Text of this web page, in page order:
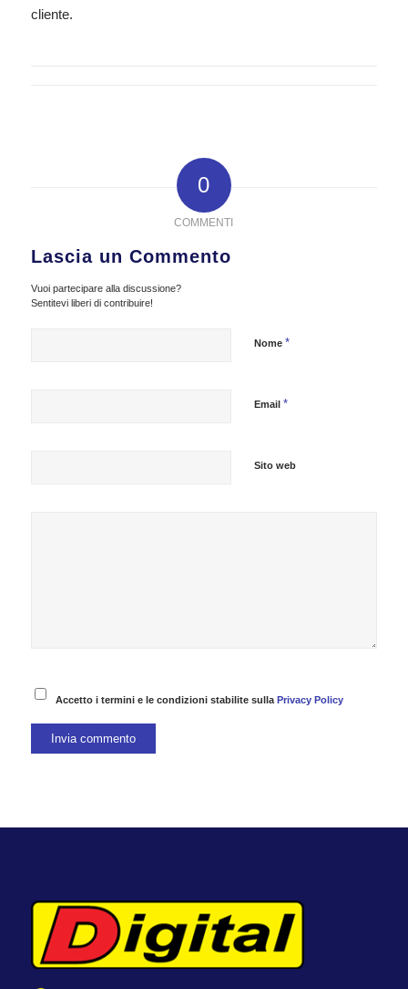
cliente.
0
COMMENTI
Lascia un Commento
Vuoi partecipare alla discussione?
Sentitevi liberi di contribuire!
Nome *
Email *
Sito web
Accetto i termini e le condizioni stabilite sulla Privacy Policy